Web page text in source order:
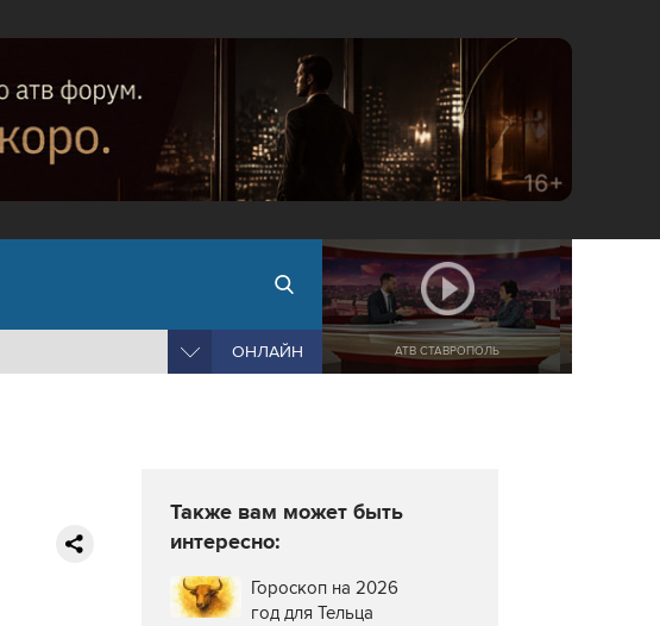
ОНЛАЙН АТВ СТАВРОПОЛЬ
Также вам может быть
интересно:
Гороскоп на 2026
год для Тельца